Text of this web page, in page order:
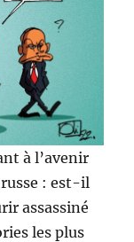
à l’avenir
: est-il
assassiné
les plus